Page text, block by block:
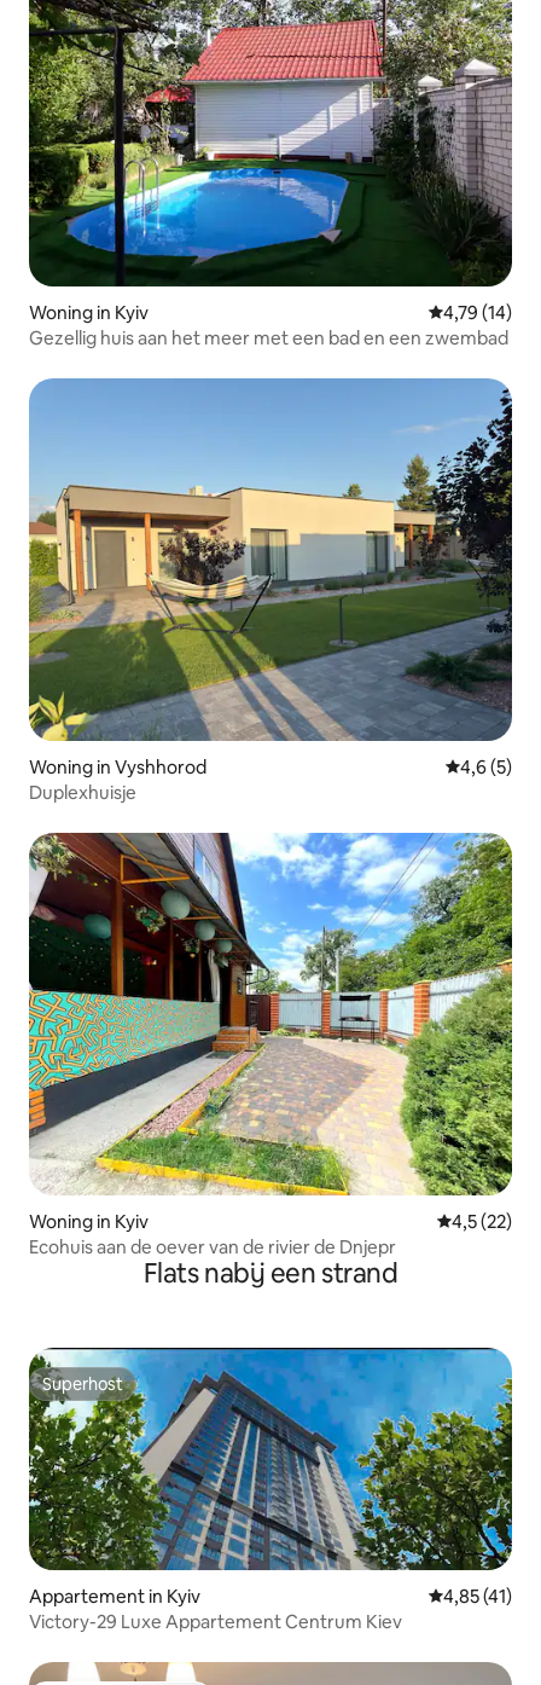
Woning in Kyiv Gemiddelde
4,79 (14)
Gezellig huis aan het meer met een bad en een zwembad
Woning in Vyshhorod
4,6 (5)
Duplexhuisje
Woning in Kyiv
4,5 (22)
Ecohuis aan de oever van de rivier de Dnjepr
Flats nabij een strand
Superhost
Superhost
Appartement in Kyiv Gemiddelde
4,85 (41)
Victory-29 Luxe Appartement Centrum Kiev